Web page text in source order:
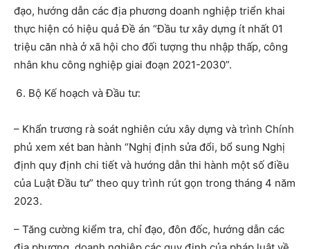
đạo, hướng dẫn các địa phương doanh nghiệp triển khai
thực hiện có hiệu quả Đề án “Đầu tư xây dựng ít nhất 01
triệu căn nhà ở xã hội cho đối tượng thu nhập thấp, công
nhân khu công nghiệp giai đoạn 2021-2030”.
Bộ Kế hoạch và Đầu tư:
– Khẩn trương rà soát nghiên cứu xây dựng và trình Chính
phủ xem xét ban hành “Nghị định sửa đổi, bổ sung Nghị
định quy định chi tiết và hướng dẫn thi hành một số điều
của Luật Đầu tư” theo quy trình rút gọn trong tháng 4 năm
2023.
– Tăng cường kiểm tra, chỉ đạo, đôn đốc, hướng dẫn các